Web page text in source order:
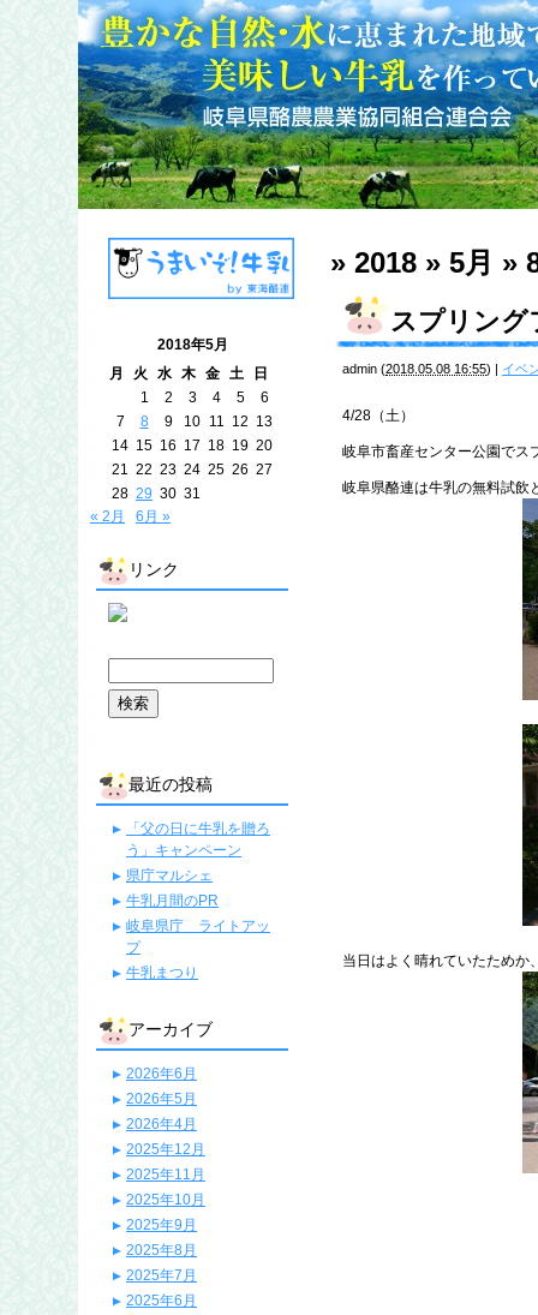
» 2018 » 5月 »
スプリング
admin (2018.05.08 16:55) | イベ
4/28（土）
岐阜市畜産センター公園でス
岐阜県酪連は牛乳の無料試飲
当日はよく晴れていたためか
2018年5月
月
火 水 木 金 土
日
1
2 3 4 5
6
7
8 9 10 11 12 13
14 15 16 17 18 19 20
21
22 23 24 25 26 27
28 29 30 31
« 2月
6月 »
リンク
最近の投稿
「父の日に牛乳を贈ろ
う」キャンペーン
県庁マルシェ
牛乳月間のPR
岐阜県庁 ライトアッ
プ
牛乳まつり
アーカイブ
2026年6月
2026年5月
2026年4月
2025年12月
2025年11月
2025年10月
2025年9月
2025年8月
2025年7月
2025年6月